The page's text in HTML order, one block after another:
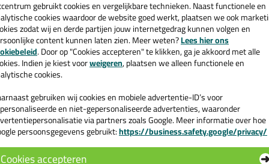
de Seal-It Silicon 218 in NCS kleur in NCS S 3010-G50Y vandaag
je meer weten over de toepassing en kenmerken van dit product?Lees
gebruikt cookies en vergelijkbare technieken. Naast functionele en
cookies waardoor de website goed werkt, plaatsen we ook
zodat wij en derde partijen jouw internetgedrag kunnen volgen en
content kunnen laten zien. Meer weten?Lees hier ons
. Door op "Cookies accepteren" te klikken, ga je akkoord met alle
Indien je kiest voorweigeren, plaatsen we alleen functionele en
cookies.
gebruiken wij cookies en mobiele advertentie-ID’s voor
en niet-gepersonaliseerde advertenties, waaronder
via partners zoals Google. Meer informatie over hoe
persoonsgegevens gebruikt:https://business.safety.google/privacy/
Cookies accepteren
💚
en ontvang een
€35,-bij je eerste bestelling!
de actiecode ›